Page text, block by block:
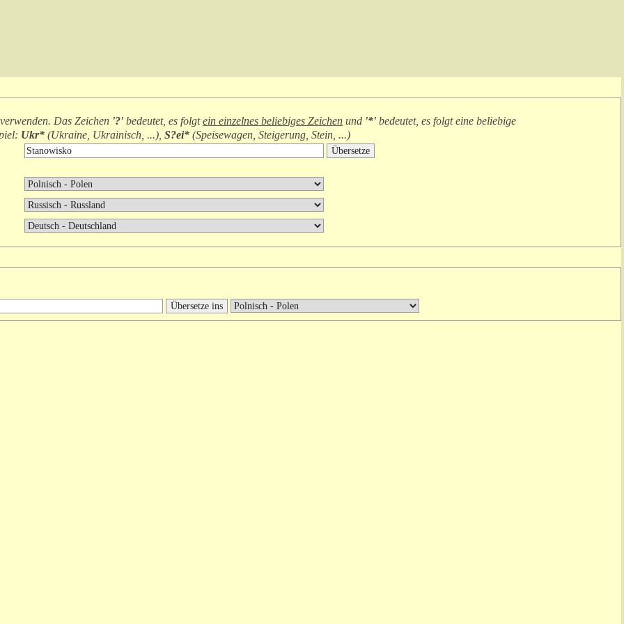
verwenden. Das Zeichen '?' bedeutet, es folgtein einzelnes beliebiges Zeichen und '*' bedeutet, es folgteine beliebige
Ukr* (Ukraine, Ukrainisch, ...), S?ei* (Speisewagen, Steigerung, Stein, ...)